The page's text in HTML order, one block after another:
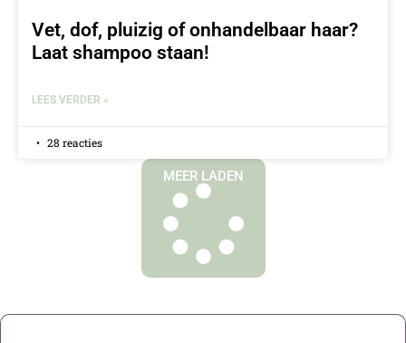
Vet, dof, pluizig of onhandelbaar haar?
Laat shampoo staan!
LEES VERDER »
28 reacties
MEER LADEN